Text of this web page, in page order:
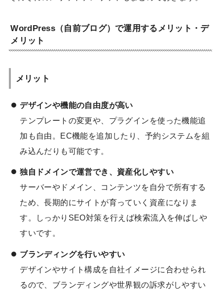
WordPress（自前ブログ）で運用するメリット・デ
メリット
メリット
デザインや機能の自由度が高い
テンプレートの変更や、プラグインを使った機能追
加も自由。EC機能を追加したり、予約システムを組
み込んだりも可能です。
独自ドメインで運営でき、資産化しやすい
サーバーやドメイン、コンテンツを自分で所有する
ため、長期的にサイトが育っていく資産になりま
す。しっかりSEO対策を行えば検索流入を伸ばしや
すいです。
ブランディングを行いやすい
デザインやサイト構成を自社イメージに合わせられ
るので、ブランディングや世界観の訴求がしやすい